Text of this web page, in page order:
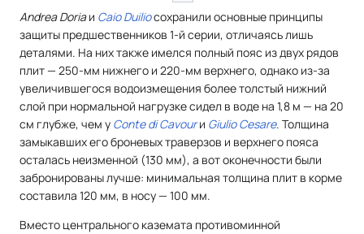
Andrea Doriaи Caio Duilioсохранили основные принципы
защиты предшественников 1-й серии, отличаясь лишь
деталями. На них также имелся полный пояс из двух рядов
плит — 250-мм нижнего и 220-мм верхнего, однако из-за
увеличившегося водоизмещения более толстый нижний
слой при нормальной нагрузке сидел в воде на 1,8 м — на 20
см глубже, чем у Conte di Cavourи Giulio Cesare. Толщина
замыкавших его броневых траверзов и верхнего пояса
осталась неизменной (130 мм), а вот оконечности были
забронированы лучше: минимальная толщина плит в корме
составила 120 мм, в носу — 100 мм.
Вместо центрального каземата противоминной